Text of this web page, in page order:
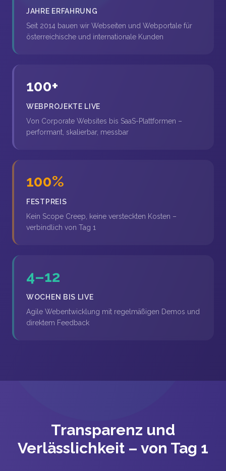
JAHRE ERFAHRUNG
Seit 2014 bauen wir Webseiten und Webportale für
österreichische und internationale Kunden
100+
WEBPROJEKTE LIVE
Von Corporate Websites bis SaaS-Plattformen –
performant, skalierbar, messbar
100%
FESTPREIS
Kein Scope Creep, keine versteckten Kosten –
verbindlich von Tag 1
4–12
WOCHEN BIS LIVE
Agile Webentwicklung mit regelmäßigen Demos und
direktem Feedback
Transparenz und
Verlässlichkeit – von Tag 1